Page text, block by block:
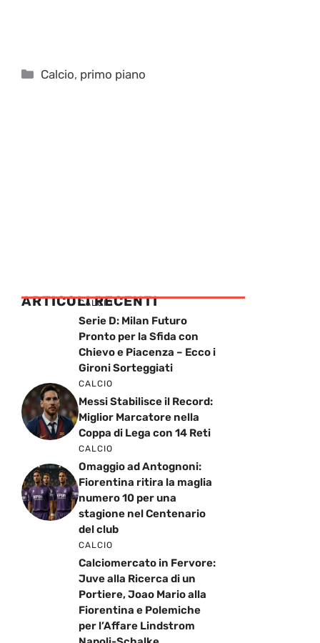
Categorie
Calcio, primo piano
ARTICOLI RECENTI
CALCIO
Serie D: Milan Futuro
Pronto per la Sfida con
Chievo e Piacenza – Ecco i
Gironi Sorteggiati
CALCIO
Messi Stabilisce il Record:
Miglior Marcatore nella
Coppa di Lega con 14 Reti
CALCIO
Omaggio ad Antognoni:
Fiorentina ritira la maglia
numero 10 per una
stagione nel Centenario
del club
CALCIO
Calciomercato in Fervore:
Juve alla Ricerca di un
Portiere, Joao Mario alla
Fiorentina e Polemiche
per l’Affare Lindstrom